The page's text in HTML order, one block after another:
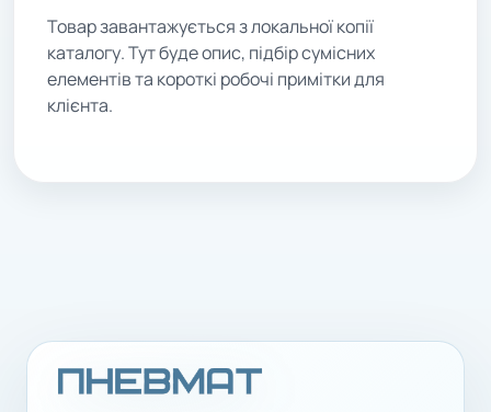
Товар завантажується з локальної копії
каталогу. Тут буде опис, підбір сумісних
елементів та короткі робочі примітки для
клієнта.